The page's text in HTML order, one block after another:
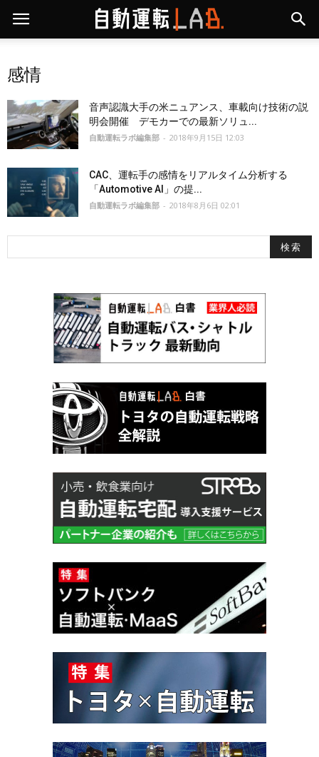
感情
音声認識大手の米ニュアンス、車載向け技術の説
明会開催 デモカーでの最新ソリュ...
自動運転ラボ編集部 - 2018年9月15日 12:03
CAC、運転手の感情をリアルタイム分析する
「Automotive AI」の提...
自動運転ラボ編集部 - 2018年8月6日 02:01